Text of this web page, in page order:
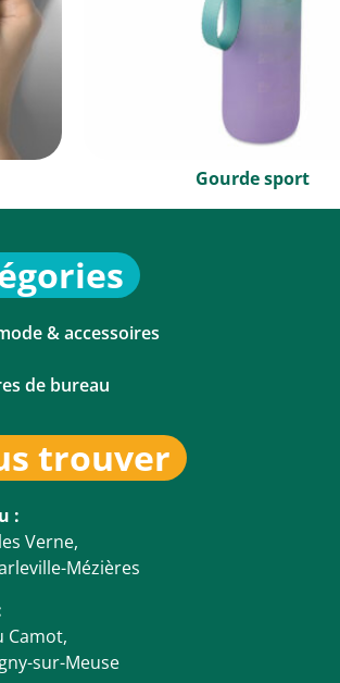
Gourde sport
& accessoires
de bureau
trouver
:
Verne,
Mézières
Camot,
sur-Meuse